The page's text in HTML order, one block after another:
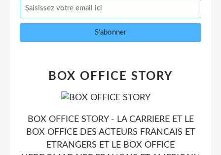
BOX OFFICE STORY
BOX OFFICE STORY - LA CARRIERE ET LE
BOX OFFICE DES ACTEURS FRANCAIS ET
ETRANGERS ET LE BOX OFFICE